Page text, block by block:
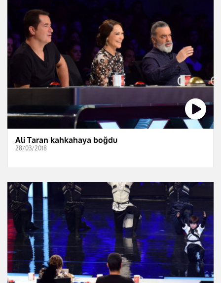
Ali Taran kahkahaya boğdu
28/03/2018